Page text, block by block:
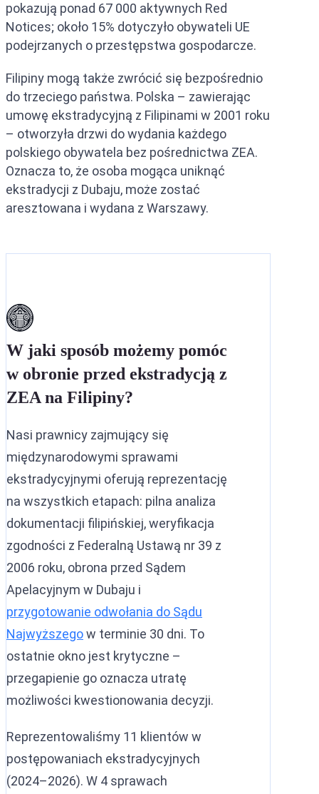
pokazują ponad 67 000 aktywnych Red
Notices; około 15% dotyczyło obywateli UE
podejrzanych o przestępstwa gospodarcze.
Filipiny mogą także zwrócić się bezpośrednio
do trzeciego państwa. Polska – zawierając
umowę ekstradycyjną z Filipinami w 2001 roku
– otworzyła drzwi do wydania każdego
polskiego obywatela bez pośrednictwa ZEA.
Oznacza to, że osoba mogąca uniknąć
ekstradycji z Dubaju, może zostać
aresztowana i wydana z Warszawy.
W jaki sposób możemy pomóc
w obronie przed ekstradycją z
ZEA na Filipiny?
Nasi prawnicy zajmujący się
międzynarodowymi sprawami
ekstradycyjnymi oferują reprezentację
na wszystkich etapach: pilna analiza
dokumentacji filipińskiej, weryfikacja
zgodności z Federalną Ustawą nr 39 z
2006 roku, obrona przed Sądem
Apelacyjnym w Dubaju i
przygotowanie odwołania do Sądu
Najwyższegow terminie 30 dni. To
ostatnie okno jest krytyczne –
przegapienie go oznacza utratę
możliwości kwestionowania decyzji.
Reprezentowaliśmy 11 klientów w
postępowaniach ekstradycyjnych
(2024–2026). W 4 sprawach